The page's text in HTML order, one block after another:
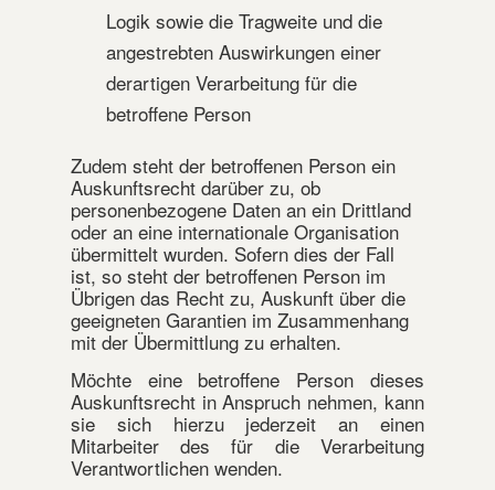
Logik sowie die Tragweite und die
angestrebten Auswirkungen einer
derartigen Verarbeitung für die
betroffene Person
Zudem steht der betroffenen Person ein
Auskunftsrecht darüber zu, ob
personenbezogene Daten an ein Drittland
oder an eine internationale Organisation
übermittelt wurden. Sofern dies der Fall
ist, so steht der betroffenen Person im
Übrigen das Recht zu, Auskunft über die
geeigneten Garantien im Zusammenhang
mit der Übermittlung zu erhalten.
Möchte eine betroffene Person dieses
Auskunftsrecht in Anspruch nehmen, kann
sie sich hierzu jederzeit an einen
Mitarbeiter des für die Verarbeitung
Verantwortlichen wenden.